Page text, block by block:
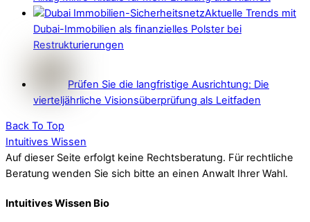
Aktuelle Trends mit
Dubai-Immobilien als finanzielles Polster bei
Restrukturierungen
Prüfen Sie die langfristige Ausrichtung: Die
vierteljährliche Visionsüberprüfung als Leitfaden
Back To Top
Intuitives Wissen
Auf dieser Seite erfolgt keine Rechtsberatung. Für rechtliche
Beratung wenden Sie sich bitte an einen Anwalt Ihrer Wahl.
Intuitives Wissen Bio